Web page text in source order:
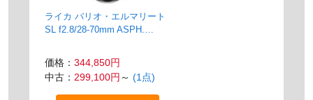
ライカ バリオ・エルマリート
SL f2.8/28-70mm ASPH.
価格： 344,850円
中古： 299,100円 ～ (1点)